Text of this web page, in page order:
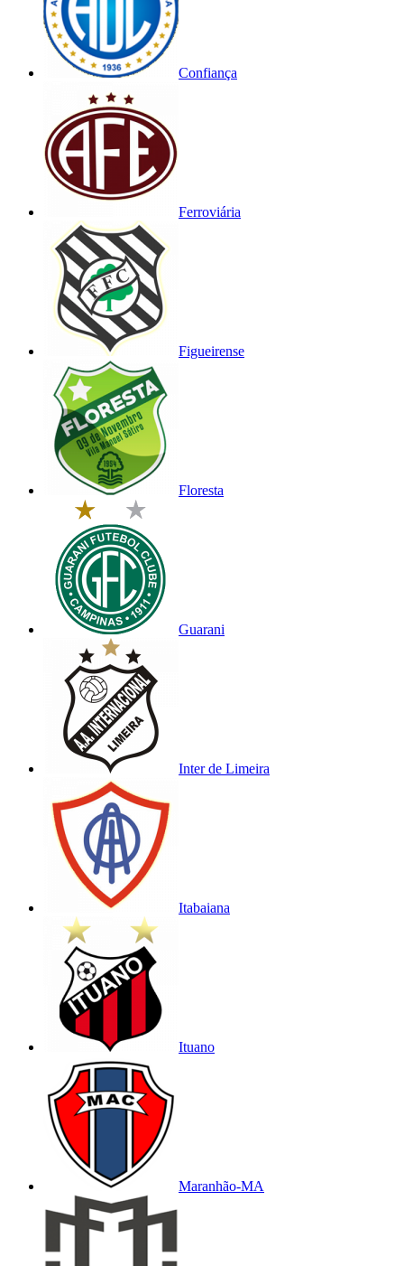
Confiança
Ferroviária
Figueirense
Floresta
Guarani
Inter de Limeira
Itabaiana
Ituano
Maranhão-MA